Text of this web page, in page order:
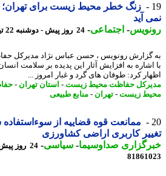
زنگ خطر محیط زیست برای تهران؛ گرد
آید
-اجتماعی-24 روز پیش - دوشنبه 22 تیر 1405، 17:18
رونویس ، حسن عباس نژاد مدیرکل
به افزایش آثار این پدیده بر سلامت انسان،
کرد: طوفان های گرد و غبار امروز ...
حفاظت محیط زیست-استان تهران-
زیست-تهران- منابع طبیعی
ممانعت قوه قضاییه از سوءاستفاده
کاربری اراضی کشاورزی
صداوسیما-سیاسی-24 روز پیش - دوشنبه 22 تیر 1405، 14:30